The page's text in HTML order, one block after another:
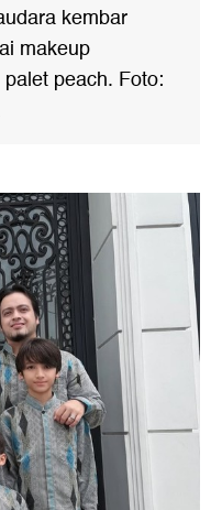
kembar
makeup
peach. Foto: